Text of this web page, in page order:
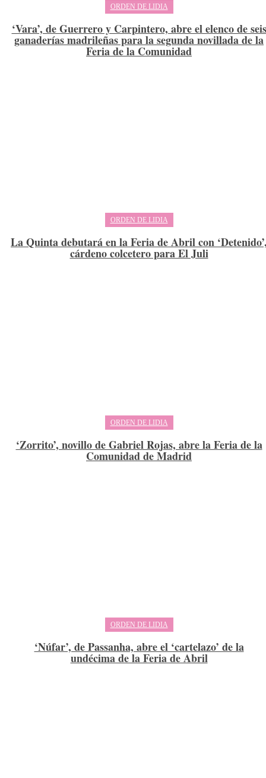
ORDEN DE LIDIA
‘Vara’, de Guerrero y Carpintero, abre el elenco de seis
ganaderías madrileñas para la segunda novillada de la
Feria de la Comunidad
ORDEN DE LIDIA
La Quinta debutará en la Feria de Abril con
cárdeno colcetero para El Juli
ORDEN DE LIDIA
‘Zorrito’, novillo de Gabriel Rojas, abre la Feria de la
Comunidad de Madrid
ORDEN DE LIDIA
‘Núfar’, de Passanha, abre el ‘cartelazo’ de la
undécima de la Feria de Abril